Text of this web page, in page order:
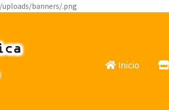
banners/.png
Inicio